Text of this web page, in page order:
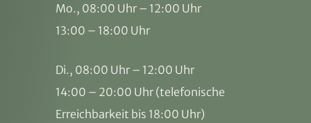
Mo., 08:00 Uhr – 12:00 Uhr
13:00 – 18:00 Uhr
Di., 08:00 Uhr – 12:00 Uhr
14:00 – 20:00 Uhr (telefonische
Erreichbarkeit bis 18:00 Uhr)